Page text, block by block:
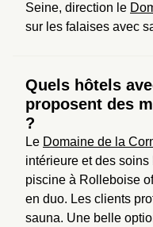
Seine, direction le
sur les falaises avec
Quels hôtels
proposent des
?
Le Domaine de la
intérieure et des
piscine à Rolleboise
en duo. Les clients
sauna. Une belle